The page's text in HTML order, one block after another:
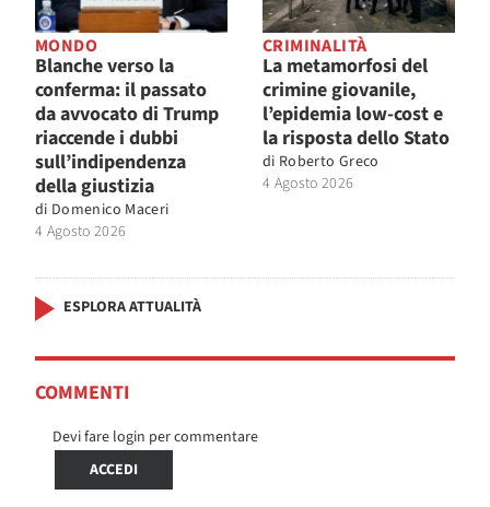
MONDO
Blanche verso la
conferma: il passato
da avvocato di Trump
riaccende i dubbi
sull’indipendenza
della giustizia
di Domenico Maceri
4 Agosto 2026
CRIMINALITÀ
La metamorfosi del
crimine giovanile,
l’epidemia low-cost e
la risposta dello Stato
di Roberto Greco
4 Agosto 2026
ESPLORA ATTUALITÀ
COMMENTI
Devi fare login per commentare
ACCEDI